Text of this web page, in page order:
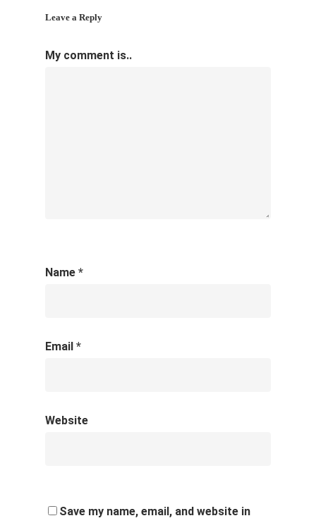
Leave a Reply
My comment is..
Name *
Email *
Website
Save my name, email, and website in